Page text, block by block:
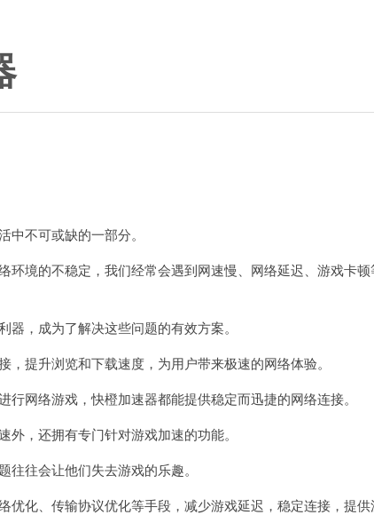
不可或缺的一部分。
境的不稳定，我们经常会遇到网速慢、网络延迟、游戏卡顿
，成为了解决这些问题的有效方案。
提升浏览和下载速度，为用户带来极速的网络体验。
网络游戏，快橙加速器都能提供稳定而迅捷的网络连接。
，还拥有专门针对游戏加速的功能。
往会让他们失去游戏的乐趣。
化、传输协议优化等手段，减少游戏延迟，稳定连接，提供